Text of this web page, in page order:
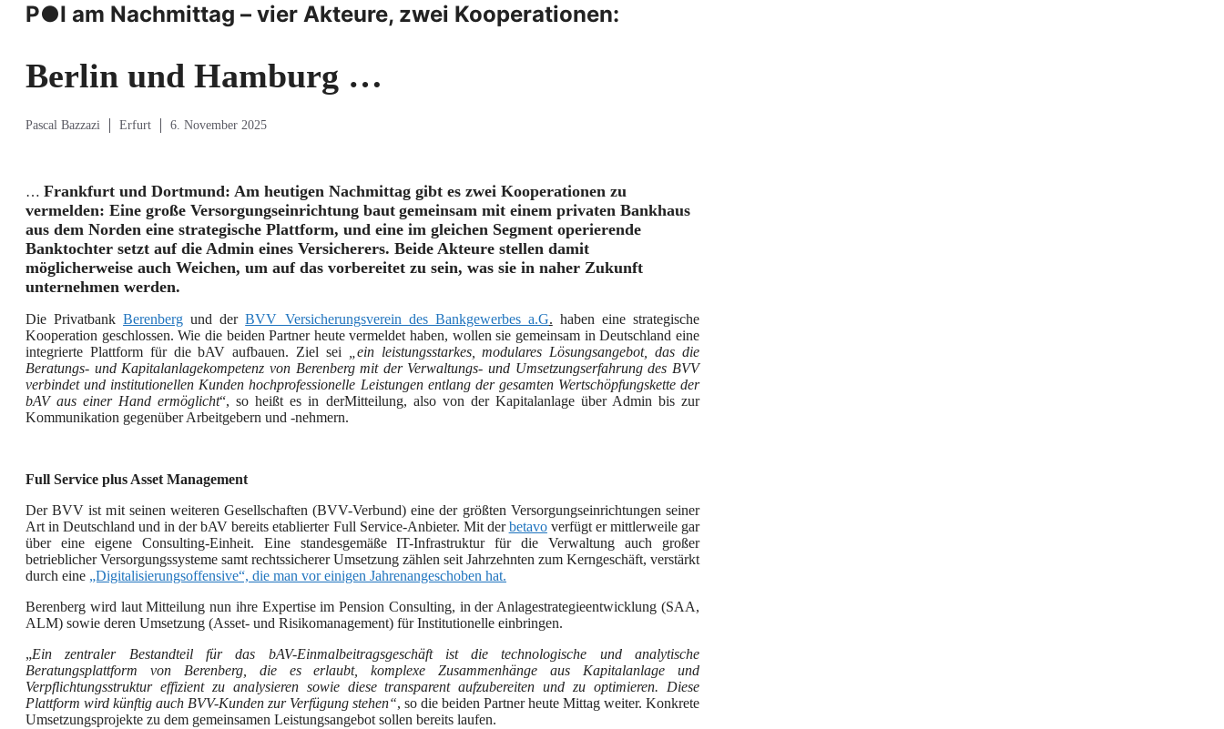
P●I am Nachmittag – vier Akteure, zwei Kooperationen:
Berlin und Hamburg …
Pascal Bazzazi Erfurt 6. November 2025
… Frankfurt und Dortmund: Am heutigen Nachmittag gibt es zwei Kooperationen zu
vermelden: Eine große Versorgungseinrichtung baut gemeinsam mit einem privaten Bankhaus
aus dem Norden eine strategische Plattform, und eine im gleichen Segment operierende
Banktochter setzt auf die Admin eines Versicherers. Beide Akteure stellen damit
möglicherweise auch Weichen, um auf das vorbereitet zu sein, was sie in naher Zukunft
unternehmen werden.
Die PrivatbankBerenberg und derBVV Versicherungsverein des Bankgewerbes a.G. haben eine strategische
Kooperation geschlossen. Wie die beiden Partner heute vermeldet haben, wollen sie gemeinsam in Deutschland eine
integrierte Plattform für die bAV aufbauen. Ziel sei „ein leistungsstarkes, modulares Lösungsangebot, das die
Beratungs- und Kapitalanlagekompetenz von Berenberg mit der Verwaltungs- und Umsetzungserfahrung des BVV
verbindet und institutionellen Kunden hochprofessionelle Leistungen entlang der gesamten Wertschöpfungskette der
bAVaus einer Hand ermöglicht“, so heißt es in derMitteilung, also von der Kapitalanlage über Admin bis zur
Kommunikation gegenüber Arbeitgebern und -nehmern.
Full Service plus Asset Management
Der BVV ist mit seinen weiteren Gesellschaften (BVV-Verbund) eine der größten Versorgungseinrichtungen seiner
Art in Deutschland und in der bAV bereits etablierter Full Service-Anbieter. Mit derbetavoverfügt er mittlerweile gar
über eine eigene Consulting-Einheit. Eine standesgemäße IT-Infrastruktur für die Verwaltung auch großer
betrieblicher Versorgungssysteme samt rechtssicherer Umsetzung zählen seit Jahrzehnten zum Kerngeschäft, verstärkt
durch eine „Digitalisierungsoffensive“, die man vor einigen Jahrenangeschoben hat.
Berenberg wird laut Mitteilung nun ihre Expertise im Pension Consulting, in der Anlagestrategieentwicklung (SAA,
ALM) sowie deren Umsetzung (Asset- und Risikomanagement) für Institutionelle einbringen.
„Ein zentraler Bestandteil für das bAV-Einmalbeitragsgeschäft ist die technologische und analytische
Beratungsplattform von Berenberg, die es erlaubt, komplexe Zusammenhänge aus Kapitalanlage und
Verpflichtungsstruktur effizient zu analysieren sowie diese transparent aufzubereiten und zu optimieren. Diese
Plattform wird künftig auch BVV-Kunden zur Verfügung stehen“, so die beiden Partner heute Mittag weiter. Konkrete
Umsetzungsprojekte zu dem gemeinsamen Leistungsangebot sollen bereits laufen.